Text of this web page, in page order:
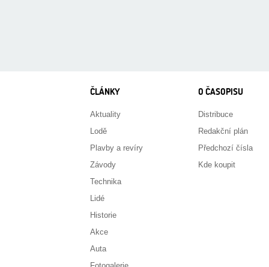
ČLÁNKY
Aktuality
Lodě
Plavby a revíry
Závody
Technika
Lidé
Historie
Akce
Auta
O ČASOPISU
Distribuce
Redakční plán
Předchozí čísla
Kde koupit